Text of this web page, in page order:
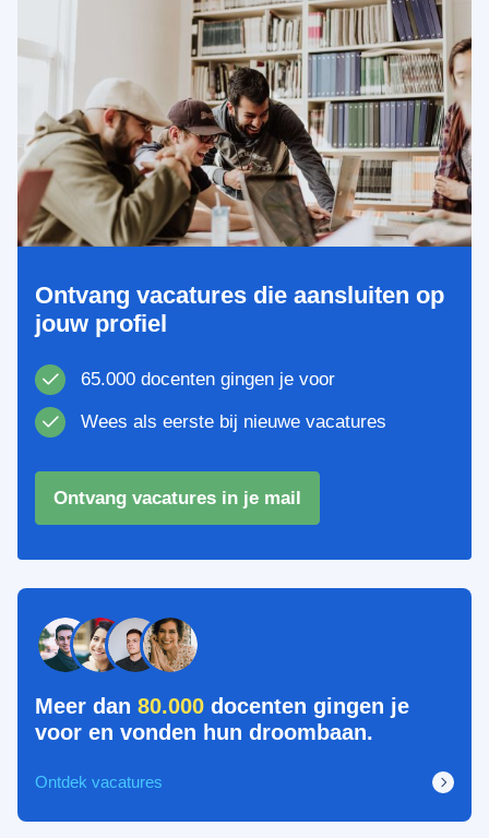
Ontvang vacatures die aansluiten op
jouw profiel
65.000 docenten gingen je voor
Wees als eerste bij nieuwe vacatures
Ontvang vacatures in je mail
Meer dan 80.000 docenten gingen je
voor en vonden hun droombaan.
Ontdek vacatures